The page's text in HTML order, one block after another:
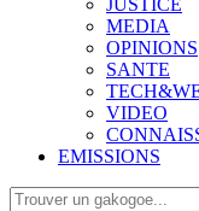
JUSTICE
MEDIA
OPINIONS
SANTE
VIDEO
EMISSIONS